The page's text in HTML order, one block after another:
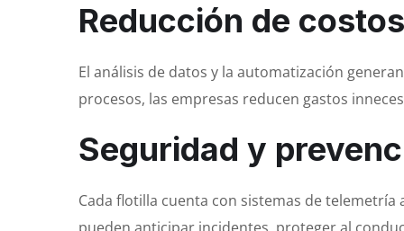
Reducción de
El análisis de datos y la automatización
procesos, las empresas reducen gastos
Seguridad y
Cada flotilla cuenta con sistemas de